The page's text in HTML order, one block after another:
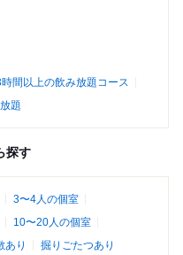
間以上の飲み放題コース
題
探す
3〜4人の個室
10〜20人の個室
あり 掘りごたつあり